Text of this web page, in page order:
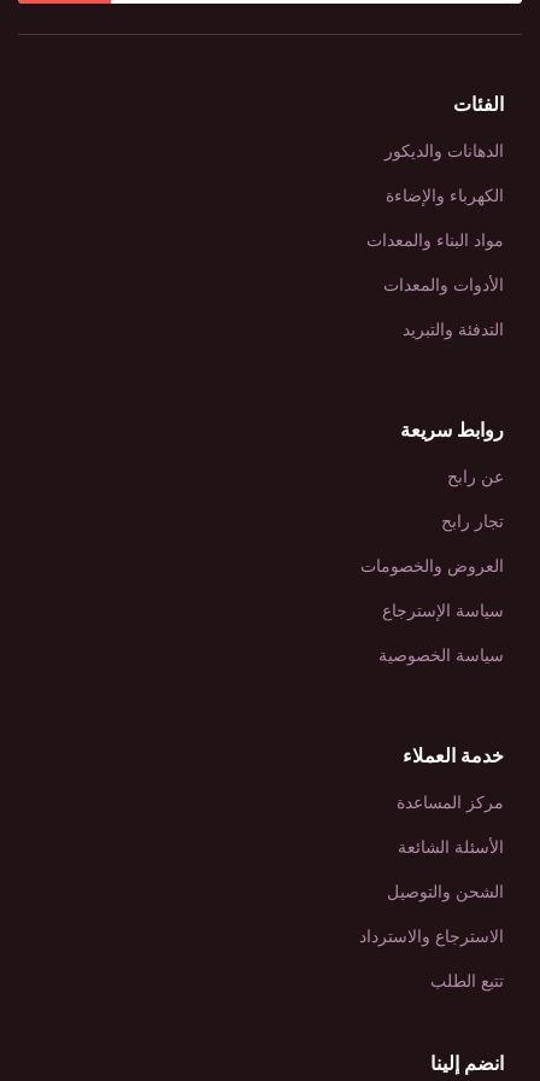
الفئات
الدهانات والديكور
الكهرباء والإضاءة
مواد البناء والمعدات
الأدوات والمعدات
التدفئة والتبريد
روابط سريعة
عن رابح
تجار رابح
العروض والخصومات
سياسة الإسترجاع
سياسة الخصوصية
خدمة العملاء
مركز المساعدة
الأسئلة الشائعة
الشحن والتوصيل
الاسترجاع والاسترداد
تتبع الطلب
انضم إلينا